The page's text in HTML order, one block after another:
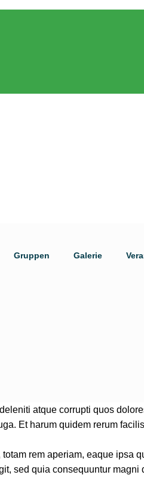
Gruppen Galerie
atque corrupti quos
Et harum quidem rerum
rem aperiam, eaque ipsa
sed quia consequuntur